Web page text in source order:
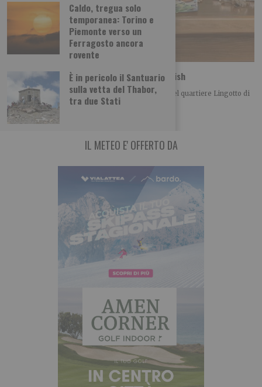
Caldo, tregua solo
temporanea: Torino e
Piemonte verso un
Ferragosto ancora
rovente
È in pericolo il Santuario
sulla vetta del Thabor,
tra due Stati
Spaccio: la polizia sequestra 33 kg di hashish
La Polizia di Stato ha arrestato, nei giorni scorsi nel quartiere Lingotto di
Torino, un 24enne
IL METEO E' OFFERTO DA